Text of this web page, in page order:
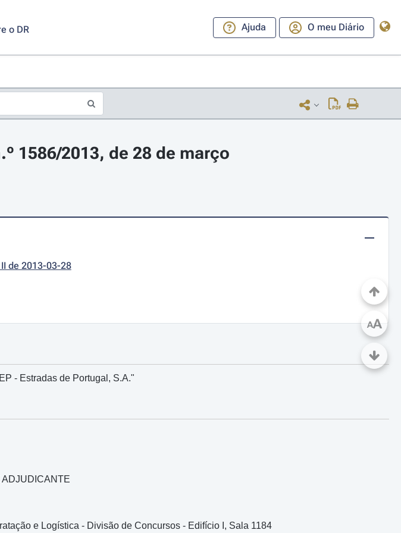
o DR Ajuda O meu Diário
1586/2013, de 28 de março
de 2013-03-28
- Estradas de Portugal, S.A."
e Logística - Divisão de Concursos - Edifício I, Sala 1184
AA